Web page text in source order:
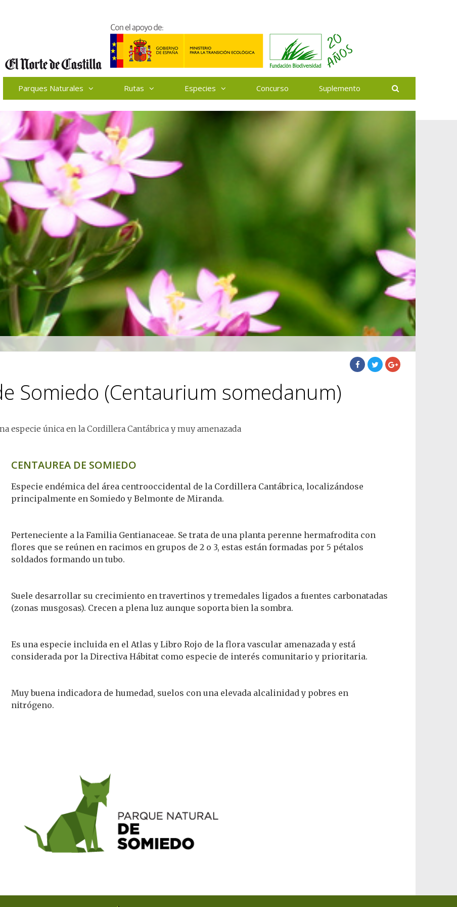
Parques Naturales Rutas Especies Concurso Suplemento
Somiedo (Centaurium somedanum)
especie única en la Cordillera Cantábrica y muy amenazada
CENTAUREA DE SOMIEDO
Especie endémica del área centrooccidental de la Cordillera Cantábrica, localizándose
principalmente en Somiedo y Belmonte de Miranda.
Perteneciente a la Familia Gentianaceae. Se trata de una planta perenne hermafrodita con
flores que se reúnen en racimos en grupos de 2 o 3, estas están formadas por 5 pétalos
soldados formando un tubo.
Suele desarrollar su crecimiento en travertinos y tremedales ligados a fuentes carbonatadas
(zonas musgosas). Crecen a plena luz aunque soporta bien la sombra.
Es una especie incluida en el Atlas y Libro Rojo de la flora vascular amenazada y está
considerada por la Directiva Hábitat como especie de interés comunitario y prioritaria.
Muy buena indicadora de humedad, suelos con una elevada alcalinidad y pobres en
nitrógeno.